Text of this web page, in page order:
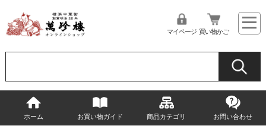
マイページ 買い物かご
ホーム お買い物ガイド 商品カテゴリ お問い合わせ